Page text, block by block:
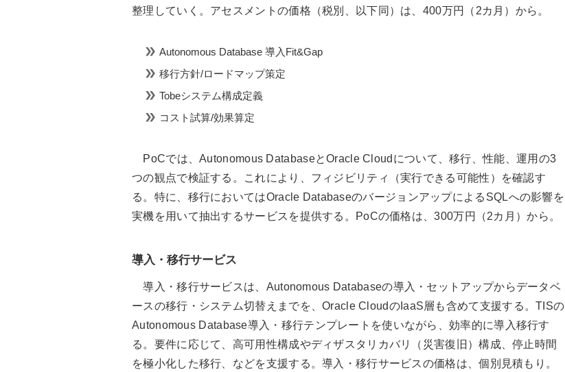
整理していく。アセスメントの価格（税別、以下同）は、400万円（2カ月）から。
Autonomous Database 導入Fit&Gap
移行方針/ロードマップ策定
Tobeシステム構成定義
コスト試算/効果算定
PoCでは、Autonomous DatabaseとOracle Cloudについて、移行、性能、運用の3
つの観点で検証する。これにより、フィジビリティ（実行できる可能性）を確認す
る。特に、移行においてはOracle DatabaseのバージョンアップによるSQLへの影響を
実機を用いて抽出するサービスを提供する。PoCの価格は、300万円（2カ月）から。
導入・移行サービス
導入・移行サービスは、Autonomous Databaseの導入・セットアップからデータベ
ースの移行・システム切替えまでを、Oracle CloudのIaaS層も含めて支援する。TISの
Autonomous Database導入・移行テンプレートを使いながら、効率的に導入移行す
る。要件に応じて、高可用性構成やディザスタリカバリ（災害復旧）構成、停止時間
を極小化した移行、などを支援する。導入・移行サービスの価格は、個別見積もり。